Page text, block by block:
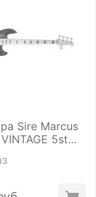
Sire Marcus
5st